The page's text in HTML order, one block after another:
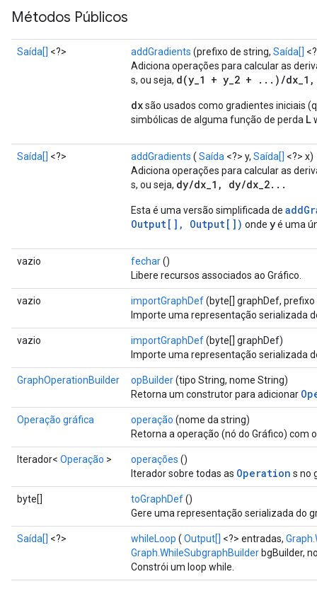
Métodos Públicos
Saída[] <?> addGradients (prefixo de string, Saída[]
Adiciona operações para calcular as
s, ou seja, d(y_1 + y_2 + ...)/
dxsão usados ​​como gradientes iniciais
simbólicas de alguma função de perda L
Saída[] <?> addGradients ( Saída <?> y, Saída[] <?> x)
Adiciona operações para calcular as
s, ou seja, dy/dx_1, dy/dx_2...
Esta é uma versão simplificada de
Output[], Output[]) onde yé uma
vazio fechar()
Libere recursos associados ao Gráfico.
vazio importGraphDef(byte[] graphDef,
Importe uma representação serializada
vazio importGraphDef(byte[] graphDef)
Importe uma representação serializada
GraphOperationBuilder opBuilder(tipo String, nome String)
Retorna um construtor para adicionar
Operação gráfica operação (nome da string)
Retorna a operação (nó do Gráfico) com
Iterador< Operação > operações ()
Iterador sobre todas as Operation s no
byte[] toGraphDef()
Gere uma representação serializada do
Saída[] <?> whileLoop ( Output[] <?> entradas,
Graph.WhileSubgraphBuilder bgBuilder,
Constrói um loop while.